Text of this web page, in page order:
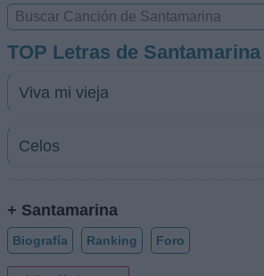
TOP Letras de Santamarina
Viva mi vieja
Celos
+ Santamarina
Biografía Ranking Foro